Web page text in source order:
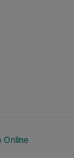
Online